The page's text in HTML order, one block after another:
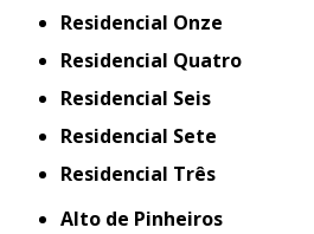
Residencial Onze
Residencial Quatro
Residencial Seis
Residencial Sete
Residencial Três
Alto de Pinheiros